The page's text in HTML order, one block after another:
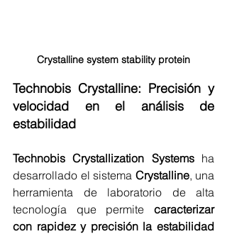
Crystalline system stability protein
Technobis Crystalline: Precisión y
velocidad en el análisis de
estabilidad
Technobis Crystallization Systems ha
desarrollado el sistema Crystalline, una
herramienta de laboratorio de alta
tecnología que permite caracterizar
con rapidez y precisión la estabilidad